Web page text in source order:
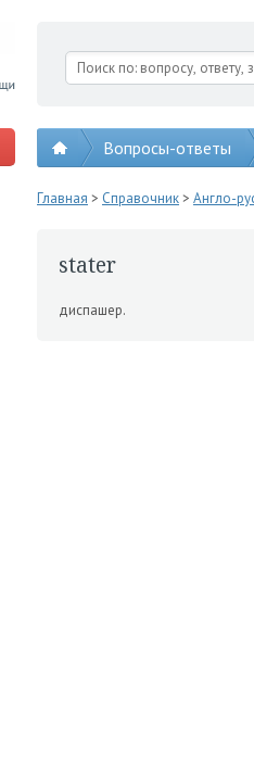
Вопросы-ответы
Главная > Справочник> Англо-
stater
диспашер.